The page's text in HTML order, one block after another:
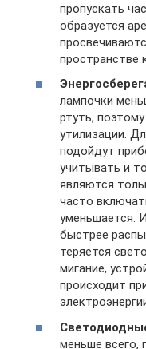
пропускать
образуется
пространстве
лампочки
ртуть,
утилизации.
подойдут
учитывать и
являются
часто
уменьшается.
быстрее
теряется
мигание,
происходит
меньше всего,